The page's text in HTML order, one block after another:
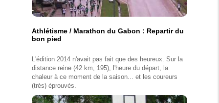
Athlétisme / Marathon du Gabon : Repartir du
bon pied
L'édition 2014 n'avait pas fait que des heureux. Sur la
distance reine (42 km, 195), l'heure du départ, la
chaleur à ce moment de la saison... et les coureurs
(très) éprouvés.